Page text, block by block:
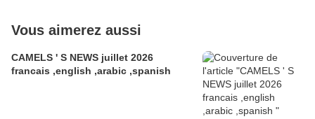
Vous aimerez aussi
CAMELS ' S NEWS juillet 2026
francais ,english ,arabic ,spanish